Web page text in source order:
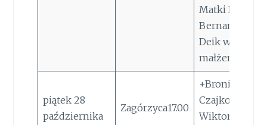
Matki Bożej
Bernardy i
Deik w 69
małżeństwa
piątek 28
października
Zagórzyca17.00
+Bronisław
Czajkowski
Wiktoria